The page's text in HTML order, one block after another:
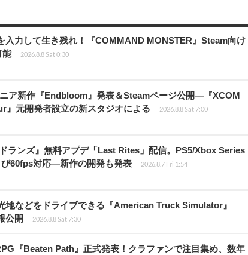
入力して生き残れ！『COMMAND MONSTER』Steam向け
能
2026.8.8 Sat 0:30
ア新作『Endbloom』発表＆Steamページ公開―『XCOM
元開発者設立の新スタジオによる
2026.8.8 Sat 7:00
ランズ』無料アプデ「Last Rites」配信。PS5/Xbox Series
60fps対応―新作の開発も発表
2026.8.7 Fri 1:54
地などをドライブできる『American Truck Simulator』
公開
2026.8.8 Sat 7:30
『Beaten Path』正式発表！クラファンで注目集め、数年